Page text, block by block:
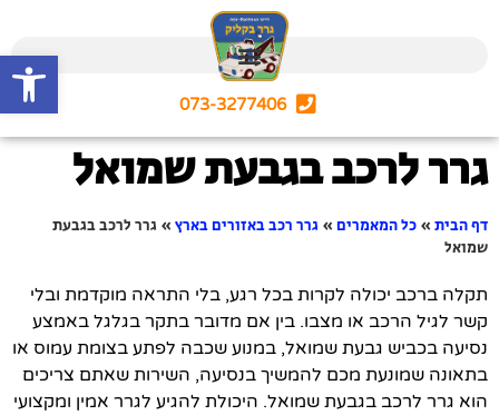
פתח
073-3277406
גרר לרכב בגבעת שמואל
דף הבית » כל המאמרים » גרר רכב באזורים בארץ » גרר לרכב בגבעת
שמואל
תקלה ברכב יכולה לקרות בכל רגע, בלי התראה מוקדמת ובלי
קשר לגיל הרכב או מצבו. בין אם מדובר בתקר בגלגל באמצע
נסיעה בכביש גבעת שמואל, במנוע שכבה לפתע בצומת עמוס או
בתאונה שמונעת מכם להמשיך בנסיעה, השירות שאתם צריכים
הוא גרר לרכב בגבעת שמואל. היכולת להגיע לגרר אמין ומקצועי